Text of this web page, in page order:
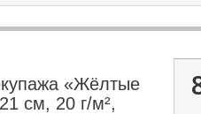
«Жёлтые
см, 20 г/м²,